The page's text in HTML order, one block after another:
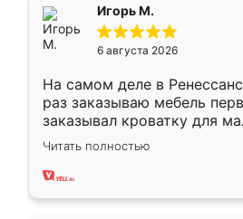
Игорь М.
6 августа 2026
На самом деле в
раз заказываю мебель
заказывал кроватку для
ребёнка при его рождении
заказал шкаф-купе. По
хорошее сборка
Читать полностью